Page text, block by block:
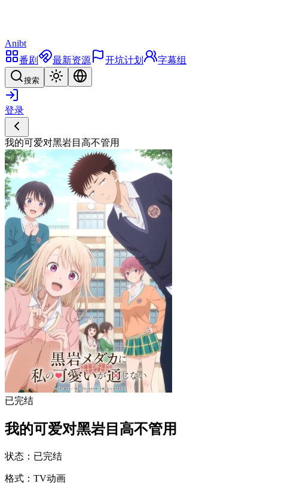
Anibt
番剧
最新资源 开坑计划 字幕组
搜索
登录
我的可爱对黑岩目高不管用
已完结
我的可爱对黑岩目高不管用
状态 ： 已完结
格式 ： TV动画